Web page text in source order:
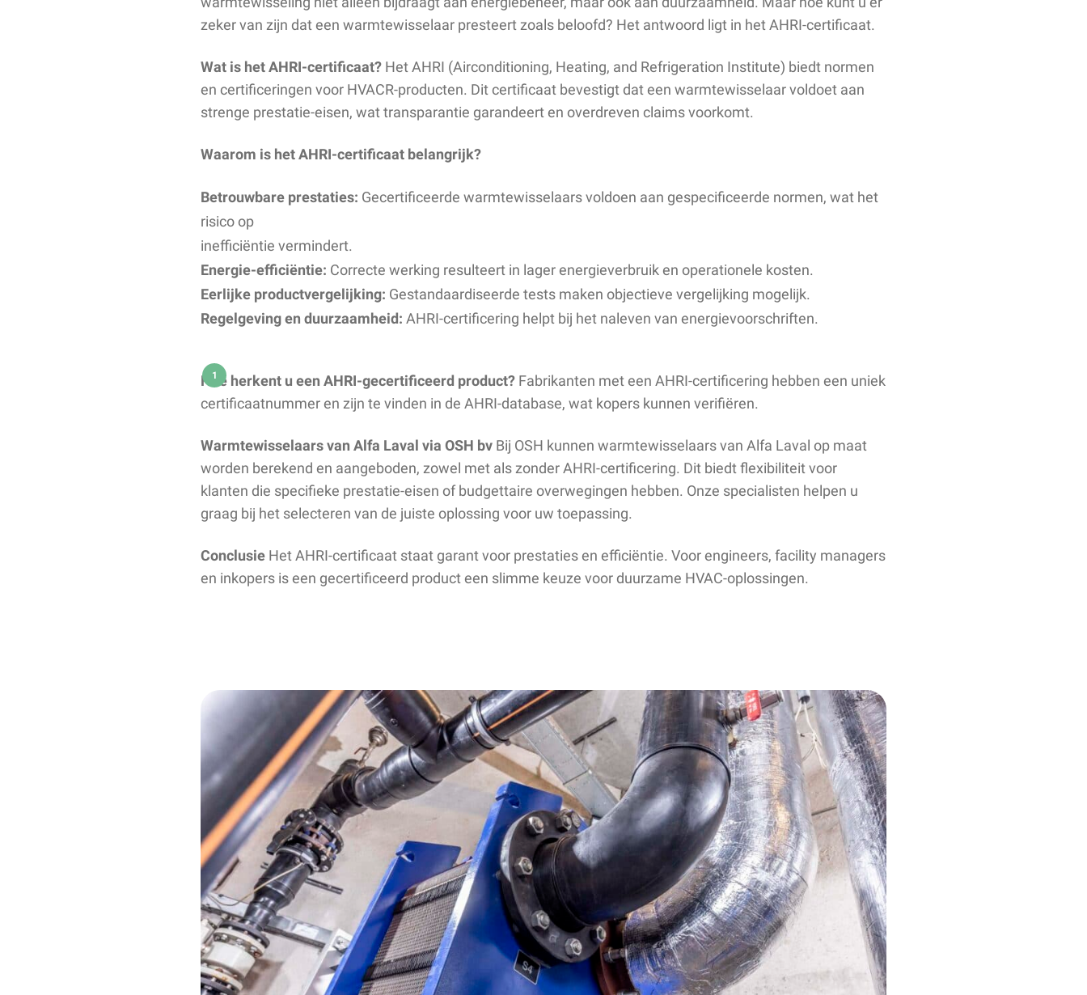
zeker van zijn dat een warmtewisselaar presteert zoals beloofd? Het antwoord ligt in het AHRI-certificaat.
Wat is het AHRI-certificaat? Het AHRI (Airconditioning, Heating, and Refrigeration Institute) biedt normen
en certificeringen voor HVACR-producten. Dit certificaat bevestigt dat een warmtewisselaar voldoet aan
strenge prestatie-eisen, wat transparantie garandeert en overdreven claims voorkomt.
Waarom is het AHRI-certificaat belangrijk?
Betrouwbare prestaties: Gecertificeerde warmtewisselaars voldoen aan gespecificeerde normen, wat het
risico op
inefficiëntie vermindert.
Energie-efficiëntie: Correcte werking resulteert in lager energieverbruik en operationele kosten.
Eerlijke productvergelijking: Gestandaardiseerde tests maken objectieve vergelijking mogelijk.
Regelgeving en duurzaamheid: AHRI-certificering helpt bij het naleven van energievoorschriften.
Hoe herkent u een AHRI-gecertificeerd product? Fabrikanten met een AHRI-certificering hebben een uniek
certificaatnummer en zijn te vinden in de AHRI-database, wat kopers kunnen verifiëren.
Warmtewisselaars van Alfa Laval via OSH bv Bij OSH kunnen warmtewisselaars van Alfa Laval op maat
worden berekend en aangeboden, zowel met als zonder AHRI-certificering. Dit biedt flexibiliteit voor
klanten die specifieke prestatie-eisen of budgettaire overwegingen hebben. Onze specialisten helpen u
graag bij het selecteren van de juiste oplossing voor uw toepassing.
Conclusie Het AHRI-certificaat staat garant voor prestaties en efficiëntie. Voor engineers, facility managers
en inkopers is een gecertificeerd product een slimme keuze voor duurzame HVAC-oplossingen.